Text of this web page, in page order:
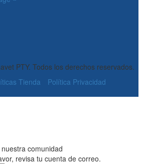
PTY. Todos los derechos reservados.
Tienda
Política Privacidad
comunidad
revisa tu cuenta de correo.